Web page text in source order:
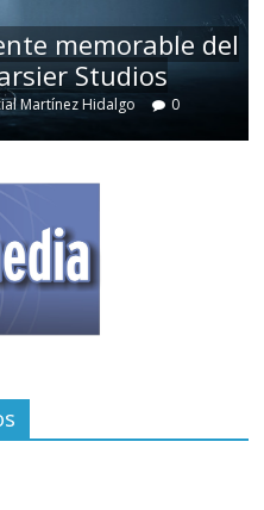
memorable del
Studios
Martínez Hidalgo 0